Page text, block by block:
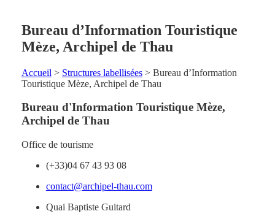
Bureau d’Information Touristique
Mèze, Archipel de Thau
Accueil > Structures labellisées> Bureau d’Information
Touristique Mèze, Archipel de Thau
Bureau d'Information Touristique Mèze,
Archipel de Thau
Office de tourisme
(+33)04 67 43 93 08
contact@archipel-thau.com
Quai Baptiste Guitard